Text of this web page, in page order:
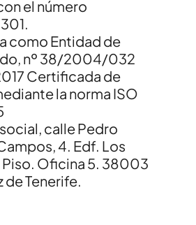
el número
como Entidad de
nº 38/2004/032
Certificada de
la norma ISO
calle Pedro
4. Edf. Los
Piso. Oficina 5. 38003
de Tenerife.